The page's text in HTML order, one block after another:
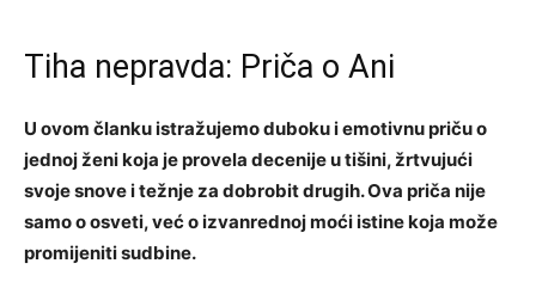
Tiha nepravda: Priča o Ani
U ovom članku istražujemo duboku i emotivnu priču o
jednoj ženi koja je provela decenije u tišini, žrtvujući
svoje snove i težnje za dobrobit drugih. Ova priča nije
samo o osveti, već o izvanrednoj moći istine koja može
promijeniti sudbine.